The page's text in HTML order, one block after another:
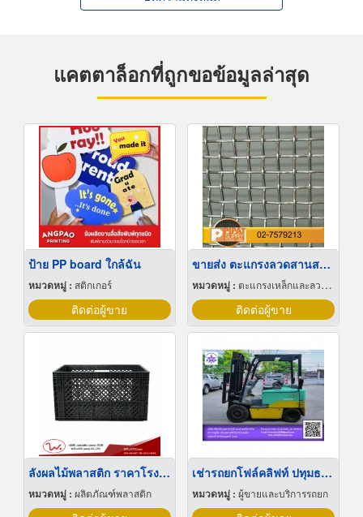
แคตตาล็อกที่ถูกขอข้อมูลล่าสุด
ป้าย PP board ใกล้ฉัน
หมวดหมู่ : สติกเกอร์
ติดต่อผู้ขาย
ขายส่ง ตะแกรงลวดสานสแตนเลส
หมวดหมู่ : ตะแกรงเหล็กและลวดตาข่าย
ติดต่อผู้ขาย
ลังผลไม้พลาสติก ราคาโรงงาน
หมวดหมู่ : ผลิตภัณฑ์พลาสติก
เช่ารถยกโฟล์คลิฟท์ ปทุมธานี
หมวดหมู่ : ผู้ขายและบริการรถยก